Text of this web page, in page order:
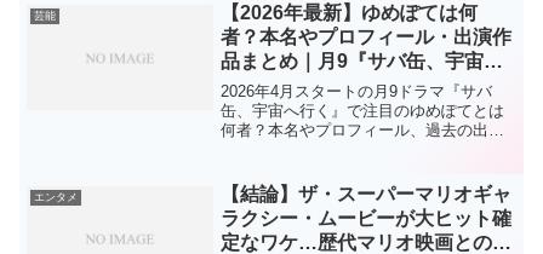
芸能
【2026年最新】ゆめぽては何
者？本名やプロフィール・出演作
品まとめ｜月9『サバ缶、宇宙へ
行く』で話題！
2026年4月スタートの月9ドラマ『サバ
缶、宇宙へ行く』で注目のゆめぽてとは
何者？本名やプロフィール、過去の出演
エンタメ
【結論】ザ・スーパーマリオギャ
ラクシー・ムービーが大ヒット確
定なワケ…歴代マリオ映画との違